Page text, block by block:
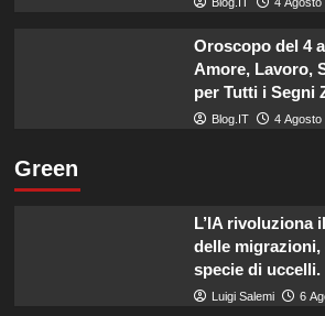
Oroscopo del 4
Amore, Lavoro,
per Tutti i Segni
Blog.IT 4 Agosto
Green
L’IA rivoluziona
delle migrazioni,
specie di uccelli.
Luigi Salemi 6